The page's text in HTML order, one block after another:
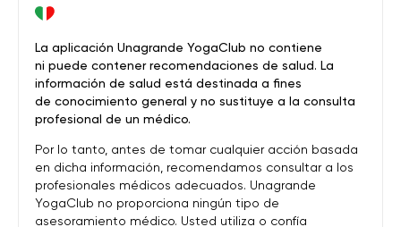
La aplicación Unagrande YogaClub no contiene
ni puede contener recomendaciones de salud. La
información de salud está destinada a fines
de conocimiento general y no sustituye a la consulta
profesional de un médico.
Por lo tanto, antes de tomar cualquier acción basada
en dicha información, recomendamos consultar a los
profesionales médicos adecuados. Unagrande
YogaClub no proporciona ningún tipo de
asesoramiento médico. Usted utiliza o confía